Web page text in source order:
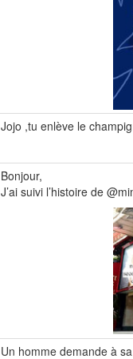
Jojo ,tu enlève le
Bonjour,
J’ai suivi l’histoire de
Un homme demande à